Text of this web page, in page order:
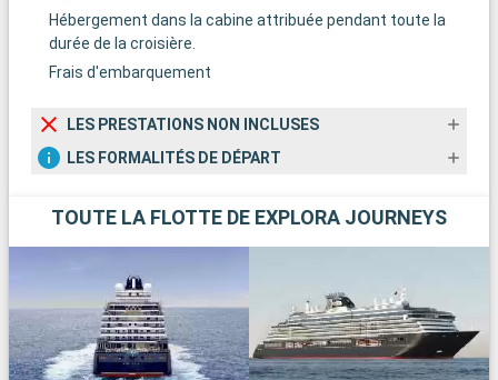
Hébergement dans la cabine attribuée pendant toute la
durée de la croisière.
Frais d'embarquement
LES PRESTATIONS NON INCLUSES
LES FORMALITÉS DE DÉPART
TOUTE LA FLOTTE DE EXPLORA JOURNEYS